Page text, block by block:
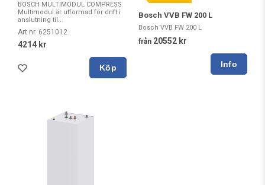
BOSCH MULTIMODUL COMPRESS
Multimodul är utformad för drift i
anslutning til...
Art nr. 6251012
4214 kr
Köp
Bosch VVB FW 200 L
Bosch VVB FW 200 L
från 20552 kr